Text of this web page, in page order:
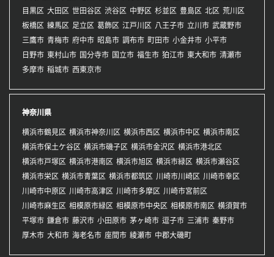
目黒区 大田区 世田谷区 渋谷区 中野区 杉並区 豊島区 北区 荒川区
板橋区 練馬区 足立区 葛飾区 江戸川区 八王子市 立川市 武蔵野市
三鷹市 青梅市 府中市 昭島市 調布市 町田市 小金井市 小平市
日野市 東村山市 国分寺市 国立市 福生市 狛江市 東大和市 清瀬市
多摩市 稲城市 西東京市
神奈川県
横浜市鶴見区 横浜市神奈川区 横浜市西区 横浜市中区 横浜市南区
横浜市保土ケ谷区 横浜市磯子区 横浜市金沢区 横浜市港北区
横浜市戸塚区 横浜市港南区 横浜市旭区 横浜市緑区 横浜市瀬谷区
横浜市栄区 横浜市青葉区 横浜市都筑区 川崎市川崎区 川崎市幸区
川崎市中原区 川崎市高津区 川崎市多摩区 川崎市宮前区
川崎市麻生区 相模原市緑区 相模原市中央区 相模原市南区 横須賀市
平塚市 鎌倉市 藤沢市 小田原市 茅ヶ崎市 逗子市 三浦市 秦野市
厚木市 大和市 海老名市 座間市 綾瀬市 中郡大磯町